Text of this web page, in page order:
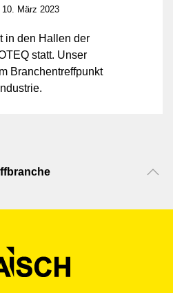
März 2023
in den Hallen der
statt. Unser
Branchentreffpunkt